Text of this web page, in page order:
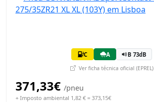
C A B 73dB
Ver ficha técnica oficial (EPREL)
371,33€ /pneu
+ Imposto ambiental 1,82 € = 373,15€